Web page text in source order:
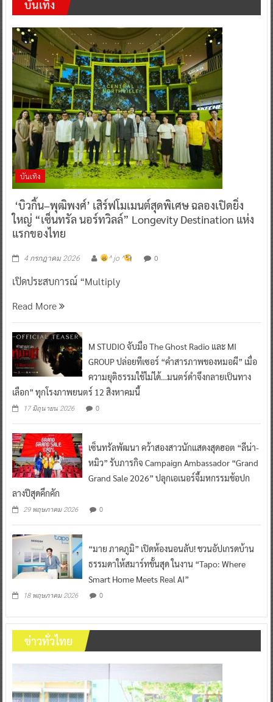
บันเทิง
บันเทิง
‘บิวกิ้น–พุฒิพงศ์’ เสิร์ฟโมเมนต์สุดพิเศษ ฉลองเปิดยิ่ง
ใหญ่ “เซ็นทรัล นอร์ทวิลล์” Longevity Destination แห่ง
แรกของไทย
4 กรกฎาคม 2026 ^ jo ^ 0
เปิดประสบการณ์ “Multiply
Read More
M STUDIO จับมือ The Ghost Radio และ MI
GROUP ปล่อยทีเซอร์ “คำสารภาพของหมอผี” เมื่อ
ความยุติธรรมใช้ไม่ได้…มนตร์ดำจึงกลายเป็นทาง
เลือก” ทุกโรงภาพยนตร์ 12 สิงหาคมนี้
17 มิถุนายน 2026 0
เซ็นทรัลพัฒนา คว้าสองสาวนักแสดงสุดฮอต “ลีน่า-
หมิว” รับภารกิจ Campaign Ambassador “Grand
Grand Sale 2026” ปลุกเอเนอร์จี้มหกรรมช้อปก
ลางปีสุดคึกคัก
29 พฤษภาคม 2026 0
“มาย ภาคภูมิ” เปิดห้องนอนลับ! ชวนอัปเกรดบ้าน
ธรรมดาให้สมาร์ทขั้นสุด ในงาน “Tapo: Where
Smart Home Meets Real AI”
18 พฤษภาคม 2026 0
ข่าวทั่วไทย